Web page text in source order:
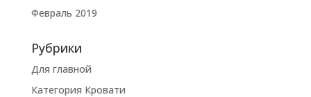
Февраль 2019
Рубрики
Для главной
Категория Кровати